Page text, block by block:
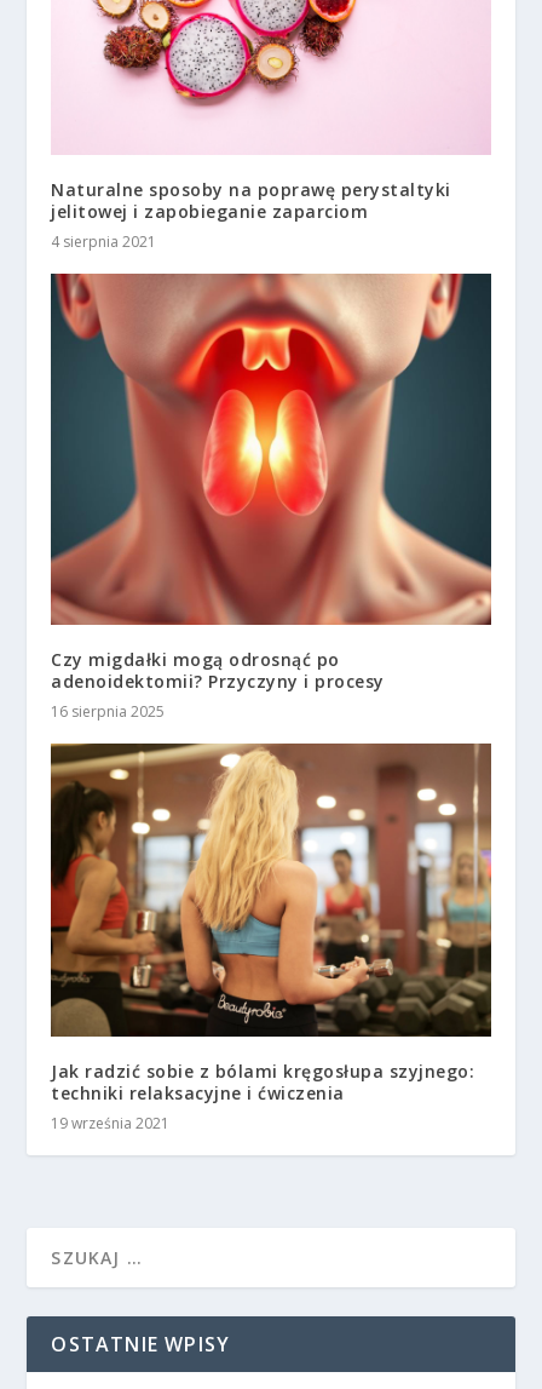
Naturalne sposoby na poprawę perystaltyki
jelitowej i zapobieganie zaparciom
4 sierpnia 2021
Czy migdałki mogą odrosnąć po
adenoidektomii? Przyczyny i procesy
16 sierpnia 2025
Jak radzić sobie z bólami kręgosłupa szyjnego:
techniki relaksacyjne i ćwiczenia
19 września 2021
OSTATNIE WPISY